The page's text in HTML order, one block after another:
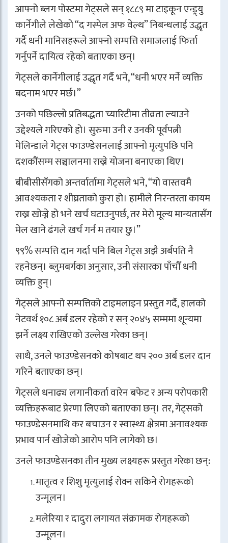
आफ्नो ब्लग पोस्टमा गेट्सले सन् १८८९ मा टाइकून एन्ड्र्यु
कार्नेगीले लेखेको “द गस्पेल अफ वेल्थ” निबन्धलाई उद्धृत
गर्दै धनी मानिसहरूले आफ्नो सम्पत्ति समाजलाई फिर्ता
गर्नुपर्ने दायित्व रहेको बताएका छन्।
गेट्सले कार्नेगीलाई उद्धृत गर्दै भने, “धनी भएर मर्ने व्यक्ति
बदनाम भएर मर्छ।”
उनको पछिल्लो प्रतिबद्धता च्यारिटीमा तीव्रता ल्याउने
उद्देश्यले गरिएको हो। सुरुमा उनी र उनकी पूर्वपत्नी
मेलिन्डाले गेट्स फाउण्डेसनलाई आफ्नो मृत्युपछि पनि
दशकौंसम्म सञ्चालनमा राख्ने योजना बनाएका थिए।
बीबीसीसँगको अन्तर्वार्तामा गेट्सले भने, “यो वास्तवमै
आवश्यकता र शीघ्रताको कुरा हो। हामीले निरन्तरता कायम
राख्न खोज्ने हो भने खर्च घटाउनुपर्छ, तर मेरो मूल्य मान्यतासँग
मेल खाने ढंगले खर्च गर्न म तयार छु।”
९९% सम्पत्ति दान गर्दा पनि बिल गेट्स अझै अर्बपति नै
रहनेछन्। ब्लुमबर्गका अनुसार, उनी संसारका पाँचौँ धनी
व्यक्ति हुन्।
गेट्सले आफ्नो सम्पत्तिको टाइमलाइन प्रस्तुत गर्दै, हालको
नेटवर्थ १०८ अर्ब डलर रहेको र सन् २०४५ सम्ममा शून्यमा
झर्ने लक्ष्य राखिएको उल्लेख गरेका छन्।
साथै, उनले फाउण्डेसनको कोषबाट थप २०० अर्ब डलर दान
गरिने बताएका छन्।
गेट्सले धनाढ्य लगानीकर्ता वारेन बफेट र अन्य परोपकारी
व्यक्तिहरूबाट प्रेरणा लिएको बताएका छन्। तर, गेट्सको
फाउण्डेसनमाथि कर बचाउन र स्वास्थ्य क्षेत्रमा अनावश्यक
प्रभाव पार्न खोजेको आरोप पनि लागेको छ।
उनले फाउण्डेसनका तीन मुख्य लक्ष्यहरू प्रस्तुत गरेका छन्:
मातृत्व र शिशु मृत्युलाई रोक्न सकिने रोगहरूको
उन्मूलन।
मलेरिया र दादुरा लगायत संक्रामक रोगहरूको
उन्मूलन।